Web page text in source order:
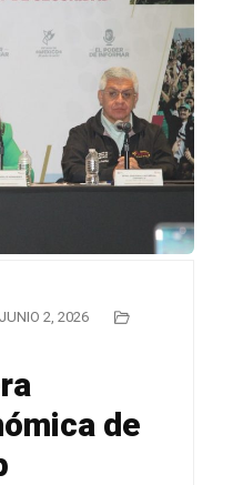
JUNIO 2, 2026
de